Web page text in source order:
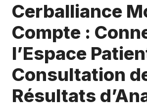
Cerballiance
Compte :
l’Espace
Consultation
Résultats